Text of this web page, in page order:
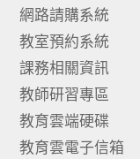
網路請購系統
教室預約系統
課務相關資訊
教師研習專區
教育雲端硬碟
教育雲電子信箱